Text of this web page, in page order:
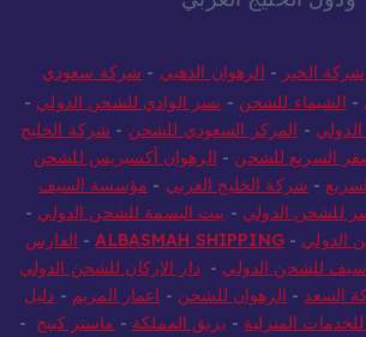
شركة الخير - الرهوان الذهبي - شركة سعودي
- الشيماء للشحن - نسر الوادي للشحن الدولي -
- المركز السعودي للشحن - شركة الخليج
السريع للشحن - الرهوان أكسبريس للشحن
- شركة الخليج العربي - مؤسسة السيف
للشحن الدولي - بيت البسمة للشحن الدولي -
الدولي -
ALBASMAH SHIPPING
- الفارس
للشحن الدولي -دار الاركان للشحن الدولي
السعد - الرهوان للشحن - اعمار المريم - دليل
المنزلية - بريق المملكة - ماستر كينج -